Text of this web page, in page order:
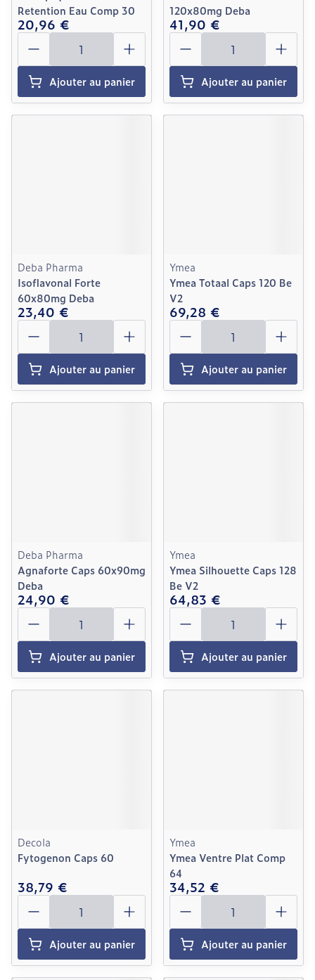
Retention Eau Comp 30
20,96 €
Quantité
Ajouter au panier
120x80mg Deba
41,90 €
Quantité
Ajouter au panier
Deba Pharma
Isoflavonal Forte
60x80mg Deba
23,40 €
Quantité
Ajouter au panier
Ymea
Ymea Totaal Caps 120 Be
V2
69,28 €
Quantité
Ajouter au panier
Deba Pharma
Agnaforte Caps 60x90mg
Deba
24,90 €
Quantité
Ajouter au panier
Ymea
Ymea Silhouette Caps 128
Be V2
64,83 €
Quantité
Ajouter au panier
Decola
Fytogenon Caps 60
38,79 €
Quantité
Ajouter au panier
Ymea
Ymea Ventre Plat Comp
64
34,52 €
Quantité
Ajouter au panier